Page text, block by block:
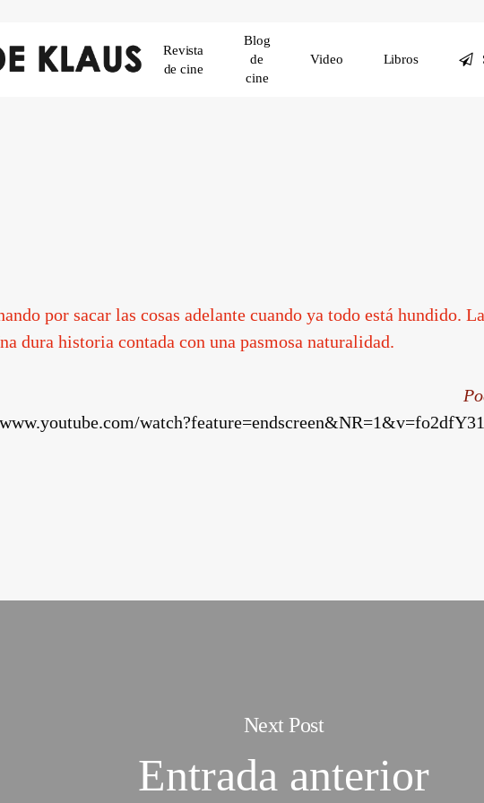
Revista
de cine
Blog
de
cine
Video Libros
por sacar las cosas adelante cuando ya todo está hundido.
dura historia contada con una pasmosa naturalidad.
Next Post
Entrada anterior